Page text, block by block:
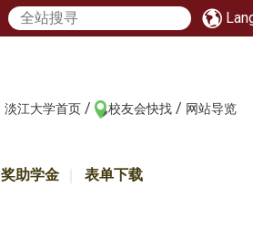
淡江大学首页 / 校友会快找 / 网站导览
奖助学金 表单下载